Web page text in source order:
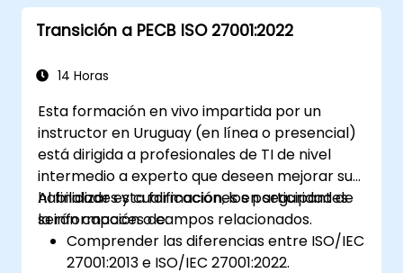
Transición a PECB ISO 27001:2022
14 Horas
Esta formación en vivo impartida por un
instructor en Uruguay (en línea o presencial)
está dirigida a profesionales de TI de nivel
intermedio a experto que deseen mejorar sus
habilidades y cualificaciones en seguridad de
la información o campos relacionados.
Al finalizar esta formación, los participantes
serán capaces de:
Comprender las diferencias entre ISO/IEC
27001:2013 e ISO/IEC 27001:2022.